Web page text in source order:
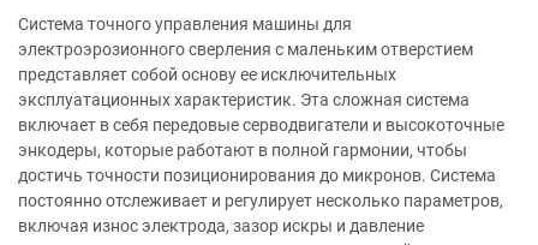
Система точного управления машины для
электроэрозионного сверления с маленьким отверстием
представляет собой основу ее исключительных
эксплуатационных характеристик. Эта сложная система
включает в себя передовые серводвигатели и высокоточные
энкодеры, которые работают в полной гармонии, чтобы
достичь точности позиционирования до микронов. Система
постоянно отслеживает и регулирует несколько параметров,
включая износ электрода, зазор искры и давление